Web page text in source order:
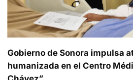
Gobierno de Sonora impulsa
humanizada en el Centro